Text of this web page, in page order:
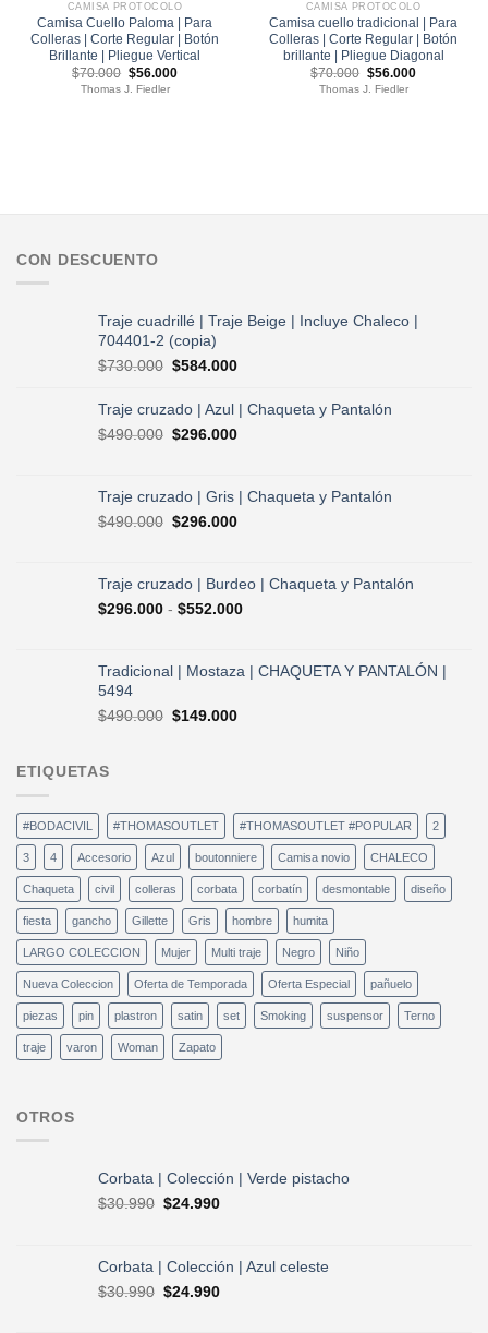
CAMISA PROTOCOLO
Camisa Cuello Paloma | Para
Colleras | Corte Regular | Botón
Brillante | Pliegue Vertical
$70.000 El
precio
original
$56.000El
Thomas J. Fiedler
CAMISA PROTOCOLO
Camisa cuello tradicional | Para
Colleras | Corte Regular | Botón
brillante | Pliegue Diagonal
$70.000 El
precio
original
$56.000El
Thomas J. Fiedler
CON DESCUENTO
Traje cuadrillé | Traje Beige | Incluye Chaleco |
704401-2 (copia)
$730.000 El
original
era:
$730.000.
$584.000El
actual
es:
Traje cruzado | Azul | Chaqueta y Pantalón
$490.000 El
era:
$490.000.
$296.000El
es:
Traje cruzado | Gris | Chaqueta y Pantalón
$490.000 El
era:
$490.000.
$296.000El
es:
$296.000.
Traje cruzado | Burdeo | Chaqueta y Pantalón
$296.000 - $552.000Rango
desde
Tradicional | Mostaza | CHAQUETA Y PANTALÓN |
5494
$490.000 El
$149.000El
ETIQUETAS
#BODACIVIL #THOMASOUTLET #THOMASOUTLET #POPULAR 2
3 4 Accesorio Azul boutonniere Camisa novio CHALECO
Chaqueta civil colleras corbata corbatín desmontable diseño
fiesta gancho Gillette Gris hombre humita
LARGO COLECCION Mujer Multi traje Negro Niño
Nueva Coleccion Oferta de Temporada Oferta Especial pañuelo
piezas pin plastron satin set Smoking suspensor Terno
traje varon Woman Zapato
OTROS
Corbata | Colección | Verde pistacho
$30.990 El
era:
$30.990.
$24.990El
es:
$24.990.
Corbata | Colección | Azul celeste
$30.990 El
$24.990El